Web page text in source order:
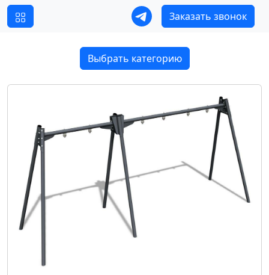
Заказать звонок
Выбрать категорию